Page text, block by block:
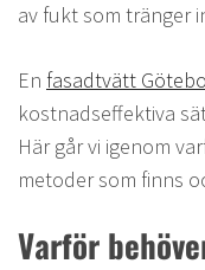
av fukt som tränger
En fasadtvätt
kostnadseffektiva
Här går vi igenom
metoder som finns
Varför